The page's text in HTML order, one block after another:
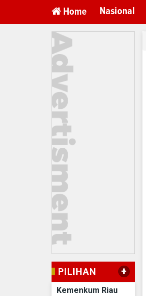
Home Nasional
PILIHAN +
Kemenkum Riau